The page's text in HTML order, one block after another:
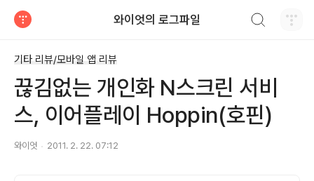
와이엇의 로그파일
기타 리뷰/모바일 앱 리뷰
끊김없는 개인화 N스크린 서비
스, 이어플레이 Hoppin(호핀)
와이엇 2011. 2. 22. 07:12